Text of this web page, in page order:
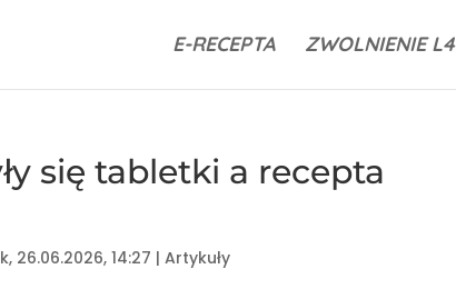
E-RECEPTA ZWOLNIENIE L4
się tabletki a recepta
26.06.2026, 14:27 |Artykuły